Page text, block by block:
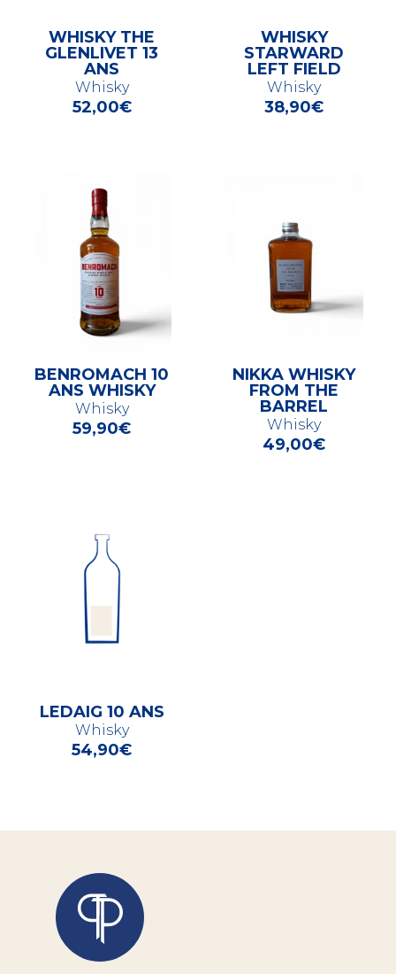
WHISKY THE
GLENLIVET 13
ANS
Whisky
52,00€
WHISKY
STARWARD
LEFT FIELD
Whisky
38,90€
BENROMACH 10
ANS WHISKY
Whisky
59,90€
NIKKA WHISKY
FROM THE
BARREL
Whisky
49,00€
LEDAIG 10 ANS
Whisky
54,90€